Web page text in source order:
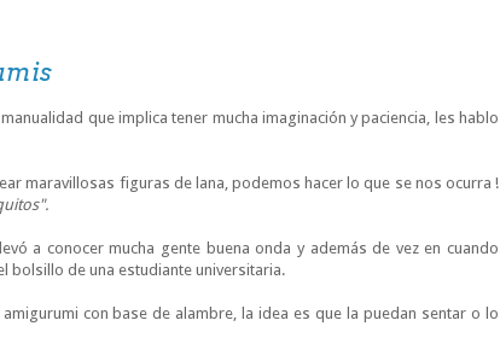
que implica tener mucha imaginación y paciencia, les hablo
maravillosas figuras de lana, podemos hacer lo que se nos ocurra !
a conocer mucha gente buena onda y además de vez en cuando
bolsillo de una estudiante universitaria.
con base de alambre, la idea es que la puedan sentar o lo